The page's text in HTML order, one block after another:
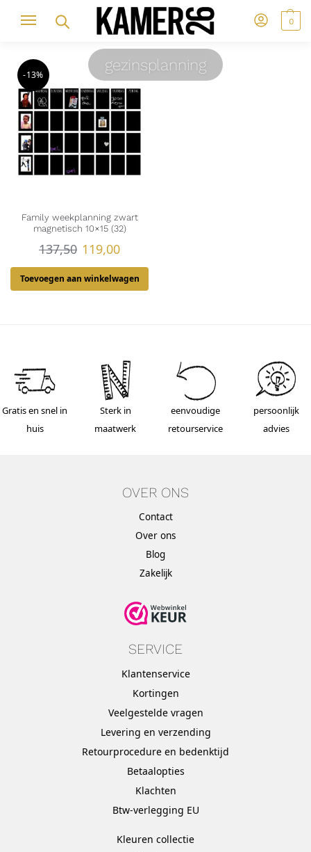
0
gezinsplanning
-13%
Family weekplanning zwart
magnetisch 10×15 (32)
137,50 119,00
Toevoegen aan winkelwagen
Gratis en snel in
huis
Sterk in
maatwerk
eenvoudige
retourservice
persoonlijk
advies
OVER ONS
Contact
Over ons
Blog
Zakelijk
SERVICE
Klantenservice
Kortingen
Veelgestelde vragen
Levering en verzending
Retourprocedure en bedenktijd
Betaalopties
Klachten
Btw-verlegging EU
Kleuren collectie